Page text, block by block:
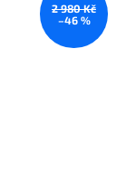
2 980 Kč
–46 %